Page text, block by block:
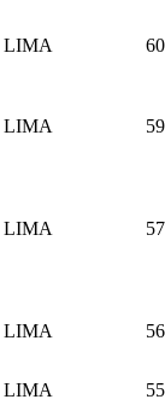
LIMA
LIMA
LIMA
LIMA
LIMA